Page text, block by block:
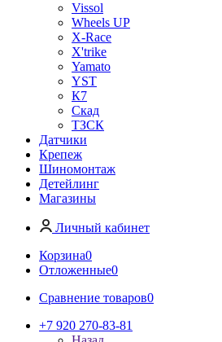
Vissol
Wheels UP
X-Race
X'trike
Yamato
YST
К7
Скад
ТЗСК
Датчики
Крепеж
Шиномонтаж
Детейлинг
Магазины
Личный кабинет
Корзина0
Отложенные0
Сравнение товаров0
+7 920 270-83-81